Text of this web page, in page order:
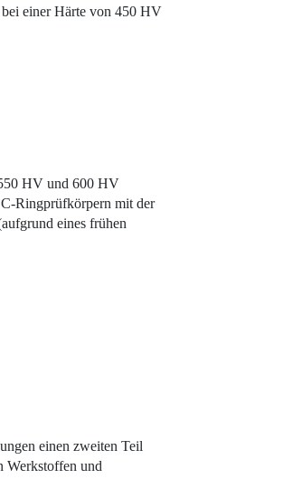
einer Härte von 450 HV
HV und 600 HV
Ringprüfkörpern mit der
eines frühen
einen zweiten Teil
Werkstoffen und